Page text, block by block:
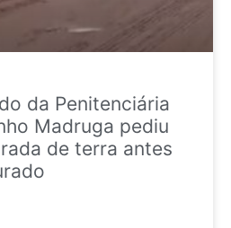
da Penitenciária
Madruga pediu
de terra antes